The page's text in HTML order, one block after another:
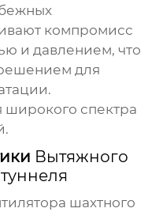
компромисс
и давлением, что
для
широкого спектра
Вытяжного
шахтного